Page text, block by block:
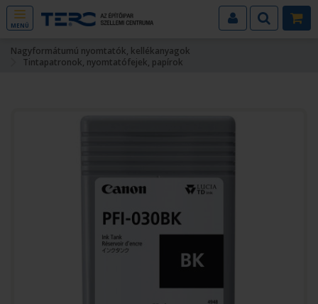
MENÜ
Nagyformátumú nyomtatók, kellékanyagok
Tintapatronok, nyomtatófejek, papírok